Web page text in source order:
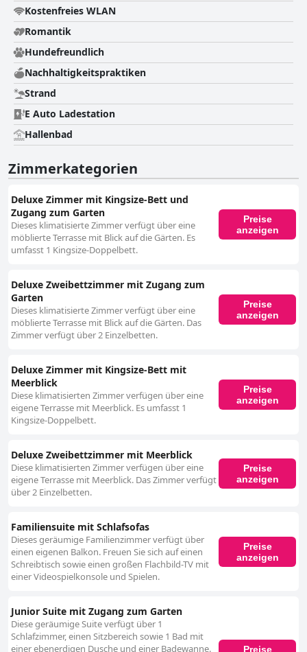
Kostenfreies WLAN
Romantik
Hundefreundlich
Nachhaltigkeitspraktiken
Strand
E Auto Ladestation
Hallenbad
Zimmerkategorien
Deluxe Zimmer mit Kingsize-Bett und
Zugang zum Garten
Dieses klimatisierte Zimmer verfügt über eine
möblierte Terrasse mit Blick auf die Gärten. Es
umfasst 1 Kingsize-Doppelbett.
Preise
anzeigen
Deluxe Zweibettzimmer mit Zugang zum
Garten
Dieses klimatisierte Zimmer verfügt über eine
möblierte Terrasse mit Blick auf die Gärten. Das
Zimmer verfügt über 2 Einzelbetten.
Preise
anzeigen
Deluxe Zimmer mit Kingsize-Bett mit
Meerblick
Diese klimatisierten Zimmer verfügen über eine
eigene Terrasse mit Meerblick. Es umfasst 1
Kingsize-Doppelbett.
Preise
anzeigen
Deluxe Zweibettzimmer mit Meerblick
Diese klimatisierten Zimmer verfügen über eine
eigene Terrasse mit Meerblick. Das Zimmer verfügt
über 2 Einzelbetten.
Preise
anzeigen
Familiensuite mit Schlafsofas
Dieses geräumige Familienzimmer verfügt über
einen eigenen Balkon. Freuen Sie sich auf einen
Schreibtisch sowie einen großen Flachbild-TV mit
einer Videospielkonsole und Spielen.
Preise
anzeigen
Junior Suite mit Zugang zum Garten
Diese geräumige Suite verfügt über 1
Schlafzimmer, einen Sitzbereich sowie 1 Bad mit
einer ebenerdigen Dusche und einer Badewanne.
Preise